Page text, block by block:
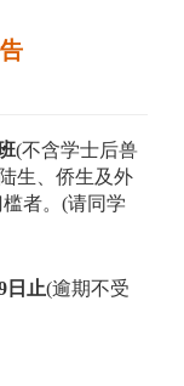
(不含学士后兽
生、侨生及外
者。(请同学
日止(逾期不受